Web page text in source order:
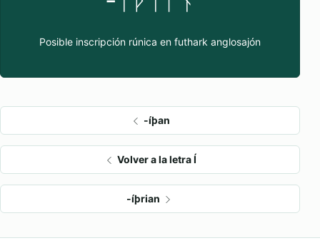
Posible inscripción rúnica en futhark anglosajón
-íþan
Volver a la letra Í
-íþrian